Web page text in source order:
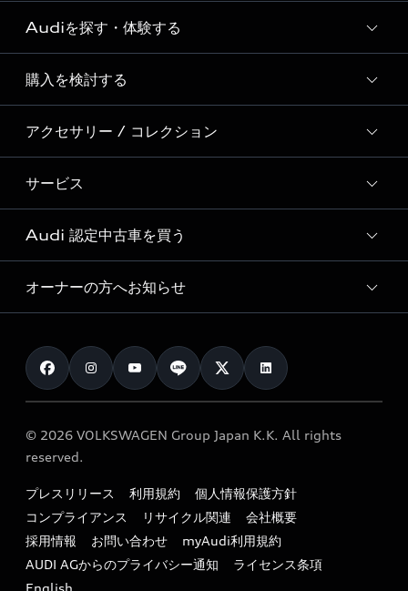
Audi ブランド
Story of Progress
Audi Sport
Formula 1®
デジタルサービス
Audiを探す・体験する
ディーラー検索
新車在庫検索
試乗車・展示車検索
見積り依頼
試乗予約
購入を検討する
モデル一覧
特別仕様モデル / 限定モデル
e-tronラインアップ
価格シミュレーション
車両比較
カタログ一覧
アクセサリー / コレクション
純正アクセサリー
オンラインショップ
Audi collection
アウディナビアプリ
サービス
サービス入庫予約
サービスプログラム
メンテナンス
車検 / 定期点検
e-tronアフターサポート
myAudi
Audi 認定中古車を買う
Audi認定中古車
クオリティ
保証
メンテナンス
ファイナンス
キャンペーン / イベント
買取査定
オーナーの方へお知らせ
お知らせ
オーナー様向けキャンペーン
特定整備適用車一覧
リサイクル法
よくある質問（FAQ）
© 2026 VOLKSWAGEN Group Japan K.K. All rights
reserved.
プレスリリース 利用規約
個人情報保護方針
コンプライアンス
リサイクル関連
会社概要
採用情報
お問い合わせ
myAudi利用規約
AUDI AGからのプライバシー通知
ライセンス条項
English